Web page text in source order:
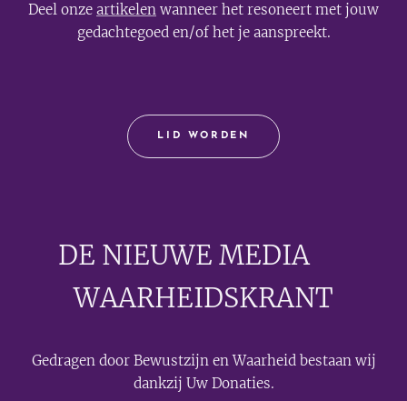
Deel onze artikelen wanneer het resoneert met jouw
gedachtegoed en/of het je aanspreekt.
LID WORDEN
DE NIEUWE MEDIA🟣
WAARHEIDSKRANT
Gedragen door Bewustzijn en Waarheid bestaan wij
dankzij Uw Donaties.